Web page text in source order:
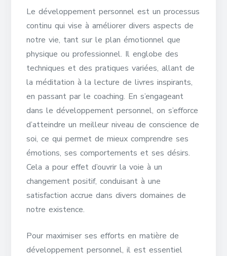
Le développement personnel est un processus
continu qui vise à améliorer divers aspects de
notre vie, tant sur le plan émotionnel que
physique ou professionnel. Il englobe des
techniques et des pratiques variées, allant de
la méditation à la lecture de livres inspirants,
en passant par le coaching. En s’engageant
dans le développement personnel, on s’efforce
d’atteindre un meilleur niveau de conscience de
soi, ce qui permet de mieux comprendre ses
émotions, ses comportements et ses désirs.
Cela a pour effet d’ouvrir la voie à un
changement positif, conduisant à une
satisfaction accrue dans divers domaines de
notre existence.
Pour maximiser ses efforts en matière de
développement personnel, il est essentiel